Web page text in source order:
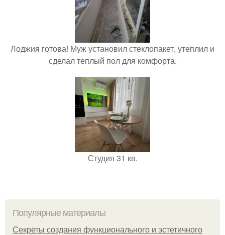
Лоджия готова! Муж установил стеклопакет, утеплил и
сделал теплый пол для комфорта.
Студия 31 кв.
Популярные материалы
Секреты создания функционального и эстетичного